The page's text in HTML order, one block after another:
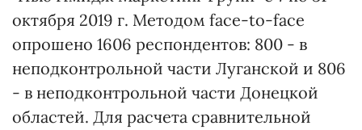
октября 2019 г. Методом face-to-face
опрошено 1606 респондентов: 800 - в
неподконтрольной части Луганской и 806
- в неподконтрольной части Донецкой
областей. Для расчета сравнительной